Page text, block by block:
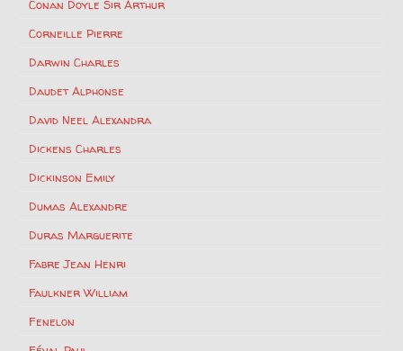
Conan Doyle Sir Arthur
Corneille Pierre
Darwin Charles
Daudet Alphonse
David Neel Alexandra
Dickens Charles
Dickinson Emily
Dumas Alexandre
Duras Marguerite
Fabre Jean Henri
Faulkner William
Fenelon